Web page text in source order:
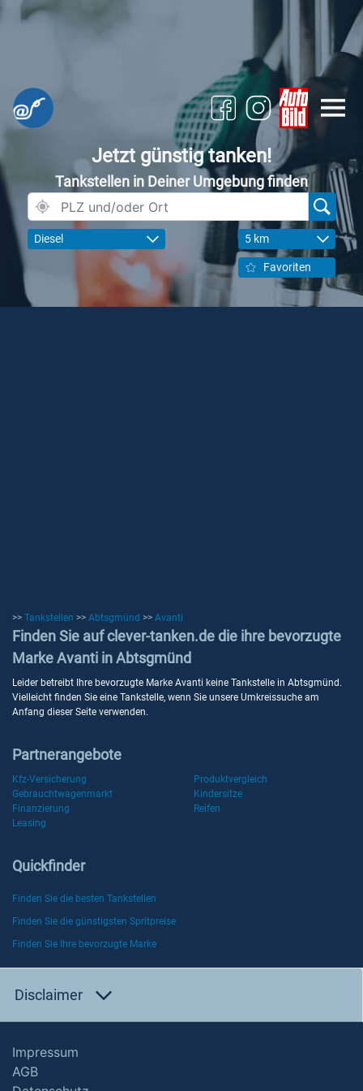
Jetzt günstig tanken!
Tankstellen in Deiner Umgebung finden
Diesel 5 km
Favoriten
>> Tankstellen >> Abtsgmünd >> Avanti
Finden Sie auf clever-tanken.de die ihre bevorzugte
Marke Avanti in Abtsgmünd
Leider betreibt Ihre bevorzugte Marke Avanti keine Tankstelle in Abtsgmünd.
Vielleicht finden Sie eine Tankstelle, wenn Sie unsere Umkreissuche am
Anfang dieser Seite verwenden.
Partnerangebote
Kfz-Versicherung
Produktvergleich
Gebrauchtwagenmarkt
Kindersitze
Finanzierung
Reifen
Leasing
Quickfinder
Finden Sie die besten Tankstellen
Finden Sie die günstigsten Spritpreise
Finden Sie Ihre bevorzugte Marke
Disclaimer
Impressum
AGB